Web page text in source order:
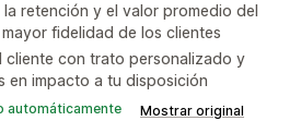
retención y el valor promedio del
fidelidad de los clientes
cliente con trato personalizado y
en impacto a tu disposición
automáticamente Mostrar original